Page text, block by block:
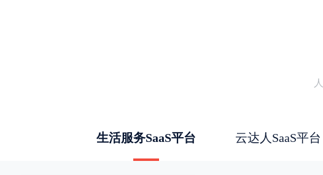
生活服务SaaS平台 云达人SaaS平台